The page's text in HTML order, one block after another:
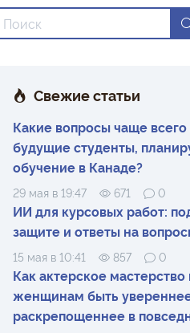
Свежие статьи
Какие вопросы чаще всего
будущие студенты,
обучение в Канаде?
29 мая в 19:47 671 0
ИИ для курсовых работ:
защите и ответы на
15 мая в 10:41 857 0
Как актерское мастерство
женщинам быть
раскрепощеннее в